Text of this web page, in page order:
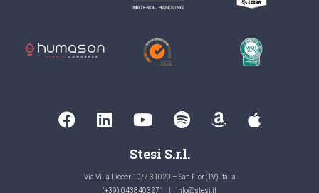
Stesi S.r.l.
Via Villa Liccer 10/7 31020 – San Fior (TV) Italia
(+39) 0438403271
info@stesi.it